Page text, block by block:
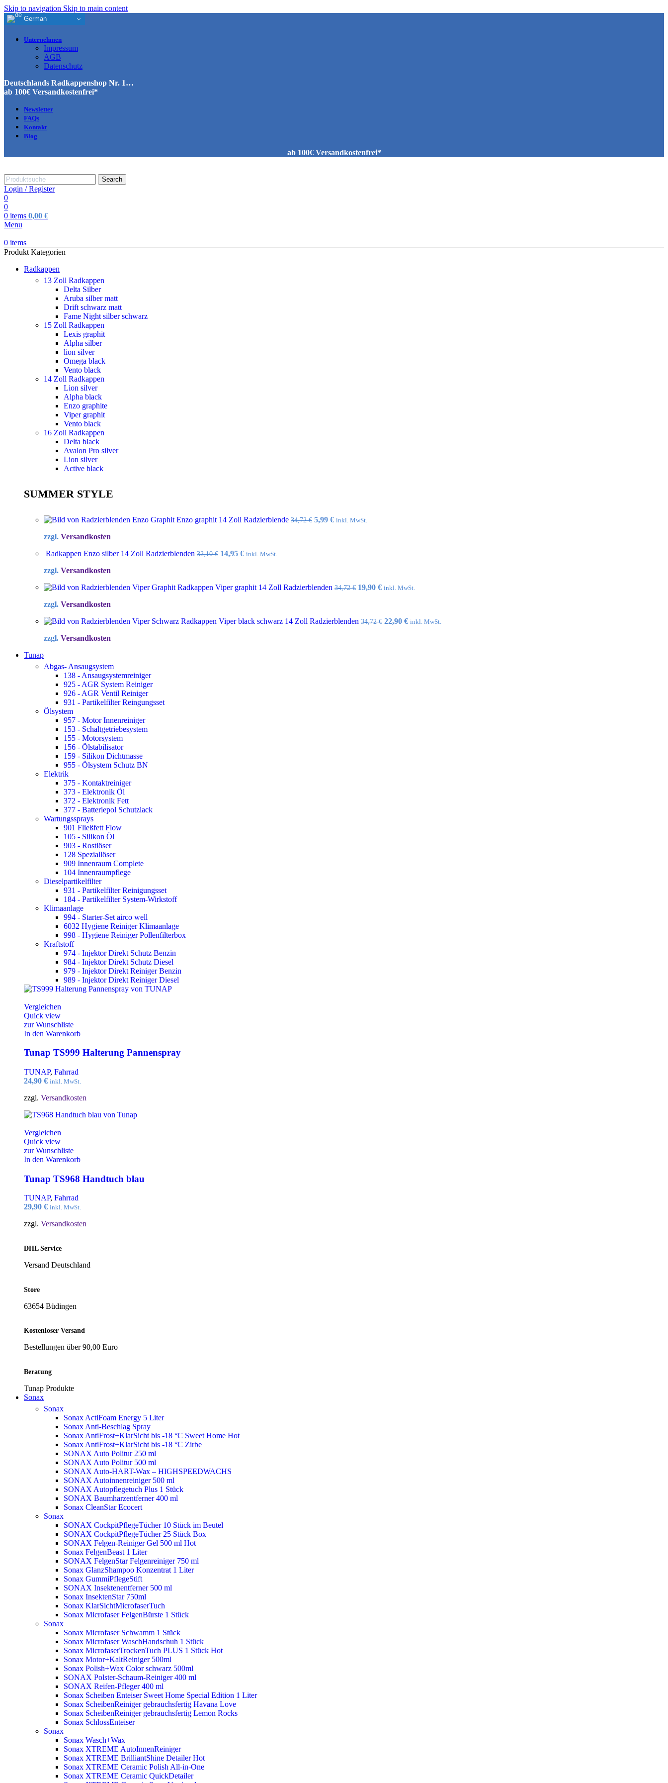
Skip to navigation Skip to main content
German
Unternehmen
Impressum
AGB
Datenschutz
Deutschlands Radkappenshop Nr. 1…
ab 100€ Versandkostenfrei*
Newsletter
FAQs
Kontakt
Blog
ab 100€ Versandkostenfrei*
Search
Login / Register
0
0
0 items 0,00 €
Menu
0 items
Produkt Kategorien
Radkappen
13 Zoll Radkappen
Delta Silber
Aruba silber matt
Drift schwarz matt
Fame Night silber schwarz
15 Zoll Radkappen
Lexis graphit
Alpha silber
lion silver
Omega black
Vento black
14 Zoll Radkappen
Lion silver
Alpha black
Enzo graphite
Viper graphit
Vento black
16 Zoll Radkappen
Delta black
Avalon Pro silver
Lion silver
Active black
SUMMER STYLE
Enzo graphit 14 Zoll Radzierblende 34,72€ Ursprünglicher
5,99 €Aktueller
inkl. MwSt.
zzgl. Versandkosten
Radkappen Enzo silber 14 Zoll Radzierblenden 32,10€ Ursprünglicher
14,95 €Aktueller
inkl. MwSt.
zzgl. Versandkosten
Radkappen Viper graphit 14 Zoll Radzierblenden 34,72€ Ursprünglicher
19,90 €Aktueller
inkl. MwSt.
zzgl. Versandkosten
Radkappen Viper black schwarz 14 Zoll Radzierblenden 34,72€ Ursprünglicher
22,90 €Aktueller
inkl. MwSt.
zzgl. Versandkosten
Tunap
Abgas- Ansaugsystem
138 - Ansaugsystemreiniger
925 - AGR System Reiniger
926 - AGR Ventil Reiniger
931 - Partikelfilter Reingungsset
Ölsystem
957 - Motor Innenreiniger
153 - Schaltgetriebesystem
155 - Motorsystem
156 - Ölstabilisator
159 - Silikon Dichtmasse
955 - Ölsystem Schutz BN
Elektrik
375 - Kontaktreiniger
373 - Elektronik Öl
372 - Elektronik Fett
377 - Batteriepol Schutzlack
Wartungssprays
901 Fließfett Flow
105 - Silikon Öl
903 - Rostlöser
128 Speziallöser
909 Innenraum Complete
104 Innenraumpflege
Dieselpartikelfilter
931 - Partikelfilter Reinigungsset
184 - Partikelfilter System-Wirkstoff
Klimaanlage
994 - Starter-Set airco well
6032 Hygiene Reiniger Klimaanlage
998 - Hygiene Reiniger Pollenfilterbox
Kraftstoff
974 - Injektor Direkt Schutz Benzin
984 - Injektor Direkt Schutz Diesel
979 - Injektor Direkt Reiniger Benzin
989 - Injektor Direkt Reiniger Diesel
Vergleichen
Quick view
zur Wunschliste
In den Warenkorb
Tunap TS999 Halterung Pannenspray
TUNAP, Fahrrad
24,90 € inkl. MwSt.
zzgl. Versandkosten
Vergleichen
Quick view
zur Wunschliste
In den Warenkorb
Tunap TS968 Handtuch blau
TUNAP, Fahrrad
29,90 € inkl. MwSt.
zzgl. Versandkosten
DHL Service
Versand Deutschland
Store
63654 Büdingen
Kostenloser Versand
Bestellungen über 90,00 Euro
Beratung
Tunap Produkte
Sonax
Sonax
Sonax ActiFoam Energy 5 Liter
Sonax Anti-Beschlag Spray
Sonax AntiFrost+KlarSicht bis -18 °C Sweet Home Hot
Sonax AntiFrost+KlarSicht bis -18 °C Zirbe
SONAX Auto Politur 250 ml
SONAX Auto Politur 500 ml
SONAX Auto-HART-Wax – HIGHSPEEDWACHS
SONAX Autoinnenreiniger 500 ml
SONAX Autopflegetuch Plus 1 Stück
SONAX Baumharzentferner 400 ml
Sonax CleanStar Ecocert
Sonax
SONAX CockpitPflegeTücher 10 Stück im Beutel
SONAX CockpitPflegeTücher 25 Stück Box
SONAX Felgen-Reiniger Gel 500 ml Hot
Sonax FelgenBeast 1 Liter
SONAX FelgenStar Felgenreiniger 750 ml
Sonax GlanzShampoo Konzentrat 1 Liter
Sonax GummiPflegeStift
SONAX Insektenentferner 500 ml
Sonax InsektenStar 750ml
Sonax KlarSichtMicrofaserTuch
Sonax Microfaser FelgenBürste 1 Stück
Sonax
Sonax Microfaser Schwamm 1 Stück
Sonax Microfaser WaschHandschuh 1 Stück
Sonax MicrofaserTrockenTuch PLUS 1 Stück Hot
Sonax Motor+KaltReiniger 500ml
Sonax Polish+Wax Color schwarz 500ml
SONAX Polster-Schaum-Reiniger 400 ml
SONAX Reifen-Pfleger 400 ml
Sonax Scheiben Enteiser Sweet Home Special Edition 1 Liter
Sonax ScheibenReiniger gebrauchsfertig Havana Love
Sonax ScheibenReiniger gebrauchsfertig Lemon Rocks
Sonax SchlossEnteiser
Sonax
Sonax Wasch+Wax
Sonax XTREME AutoInnenReiniger
Sonax XTREME BrilliantShine DetailerHot
Sonax XTREME Ceramic Polish All-in-One
Sonax XTREME Ceramic QuickDetailer